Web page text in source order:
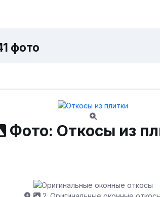
фото
Фото: Откосы из